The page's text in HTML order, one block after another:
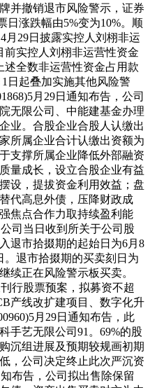
并撤销退市风险警示，证券
日涨跌幅由5%变为10%。顺
月29日披露实控人刘栩非运
前实控人刘栩非运营性资金
述全数非运营性资金占用款
日起叠加实施其他风险警
月29日通知布告，公司
无限公司、中能建基金办理
业。合股企业合股人认缴出
所属企业合计认缴出资额为
支撑所属企业降低外部融资
量成长，设立合股企业有益
设，提拔资金利用效益；盘
代高息外债，压降财政成
焦点合作力取持续盈利能
司当日收到所关于公司股
退市拾掇期的起始日为6月8
。退市拾掇期的买卖刻日为
续正在风险警示板买卖。
行股票预案，拟募资不超
产线改扩建项目、数字化升
月29日通知布告，此
手艺无限公司91。69%的股
沉组进展及预期较规画初期
，公司决定终止此次严沉资
布告，公司拟出售除保留